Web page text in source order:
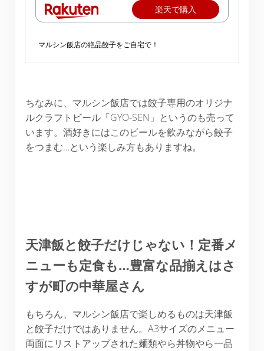
楽天で購入
マルシン飯店の絶品餃子をご自宅で！
ちなみに、マルシン飯店では餃子専用のオリジナ
ルクラフトビール「GYO-SEN」というのも売って
います。酒好きにはこのビールを飲みながら餃子
をつまむ…という楽しみ方もありますね。
天津飯と餃子だけじゃない！定番メ
ニューも定食も…豊富な品揃えはさ
すが町の中華屋さん
もちろん、マルシン飯店で楽しめるものは天津飯
と餃子だけではありません。A3サイズのメニュー
両面にリストアップされた麺類やら丼物やら一品